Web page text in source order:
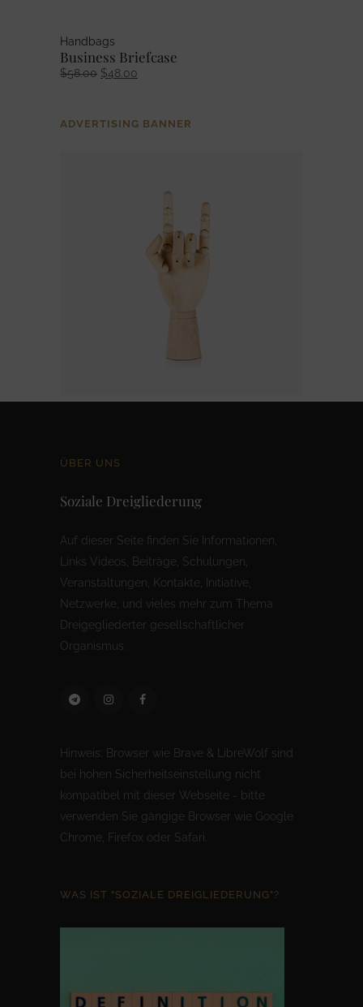
Handbags
Business Briefcase
$58.00 Ursprünglicher
$48.00
ADVERTISING BANNER
ÜBER UNS
Soziale Dreigliederung
Auf dieser Seite finden Sie Informationen,
Links Videos, Beiträge, Schulungen,
Veranstaltungen, Kontakte, Initiative,
Netzwerke, und vieles mehr zum Thema
Dreigegliederter gesellschaftlicher
Organismus.
Hinweis: Browser wie Brave & LibreWolf sind
bei hohen Sicherheitseinstellung nicht
kompatibel mit dieser Webseite - bitte
verwenden Sie gängige Browser wie Google
Chrome, Firefox oder Safari.
WAS IST "SOZIALE DREIGLIEDERUNG"?